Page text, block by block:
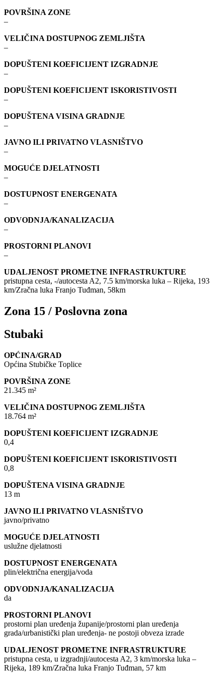
POVRŠINA ZONE
–
VELIČINA DOSTUPNOG ZEMLJIŠTA
–
DOPUŠTENI KOEFICIJENT IZGRADNJE
–
DOPUŠTENI KOEFICIJENT ISKORISTIVOSTI
–
DOPUŠTENA VISINA GRADNJE
–
JAVNO ILI PRIVATNO VLASNIŠTVO
–
MOGUĆE DJELATNOSTI
–
DOSTUPNOST ENERGENATA
–
ODVODNJA/KANALIZACIJA
–
PROSTORNI PLANOVI
–
UDALJENOST PROMETNE INFRASTRUKTURE
pristupna cesta, -/autocesta A2, 7.5 km/morska luka – Rijeka, 193
km/Zračna luka Franjo Tuđman, 58km
Zona 15 / Poslovna zona
Stubaki
OPĆINA/GRAD
Općina Stubičke Toplice
POVRŠINA ZONE
21.345 m²
VELIČINA DOSTUPNOG ZEMLJIŠTA
18.764 m²
DOPUŠTENI KOEFICIJENT IZGRADNJE
0,4
DOPUŠTENI KOEFICIJENT ISKORISTIVOSTI
0,8
DOPUŠTENA VISINA GRADNJE
13 m
JAVNO ILI PRIVATNO VLASNIŠTVO
javno/privatno
MOGUĆE DJELATNOSTI
uslužne djelatnosti
DOSTUPNOST ENERGENATA
plin/električna energija/voda
ODVODNJA/KANALIZACIJA
da
PROSTORNI PLANOVI
prostorni plan uređenja županije/prostorni plan uređenja
grada/urbanistički plan uređenja- ne postoji obveza izrade
UDALJENOST PROMETNE INFRASTRUKTURE
pristupna cesta, u izgradnji/autocesta A2, 3 km/morska luka –
Rijeka, 189 km/Zračna luka Franjo Tuđman, 57 km